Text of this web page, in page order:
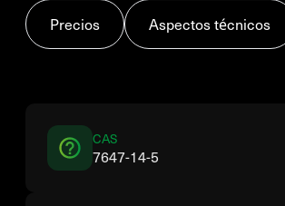
Precios Aspectos técnicos
CAS
7647-14-5